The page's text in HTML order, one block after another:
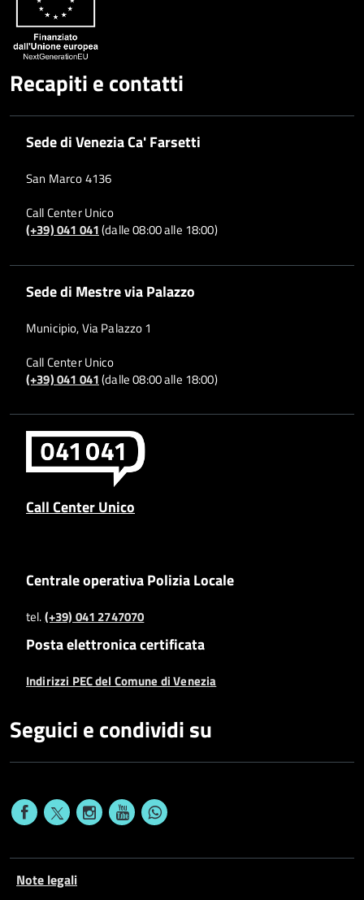
Recapiti e contatti
Sede di Venezia Ca' Farsetti
San Marco 4136
Call Center Unico
(+39) 041 041(dalle 08:00 alle 18:00)
Sede di Mestre via Palazzo
Municipio, Via Palazzo 1
Call Center Unico
(+39) 041 041(dalle 08:00 alle 18:00)
Call Center Unico
Centrale operativa Polizia Locale
tel.(+39) 041 2747070
Posta elettronica certificata
Indirizzi PEC del Comune di Venezia
Seguici e condividi su
Note legali